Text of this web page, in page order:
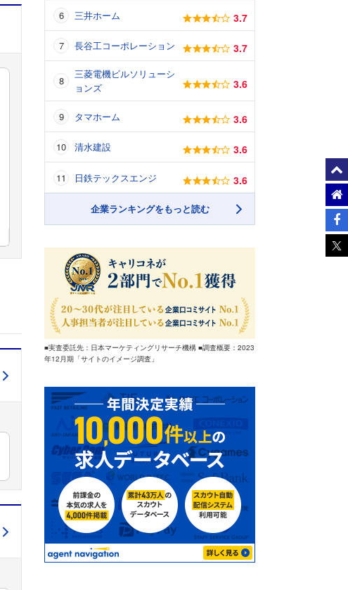
三井ホーム 3.7
長谷工コーポレーション 3.7
三菱電機ビルソリューシ
ョンズ
3.6
タマホーム 3.6
清水建設 3.6
日鉄テックスエンジ 3.6
企業ランキングをもっと読む
■実査委託先：日本マーケティングリサーチ機構 ■調査概要：2023
年12月期「サイトのイメージ調査」